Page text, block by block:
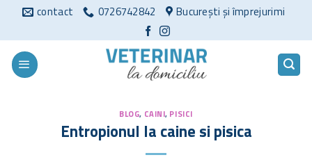
conținut
contact 0726742842 București și împrejurimi
BLOG, CAINI, PISICI
Entropionul la caine si pisica